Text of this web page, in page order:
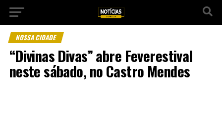
NOSSA CIDADE
“Divinas Divas” abre Feverestival
neste sábado, no Castro Mendes